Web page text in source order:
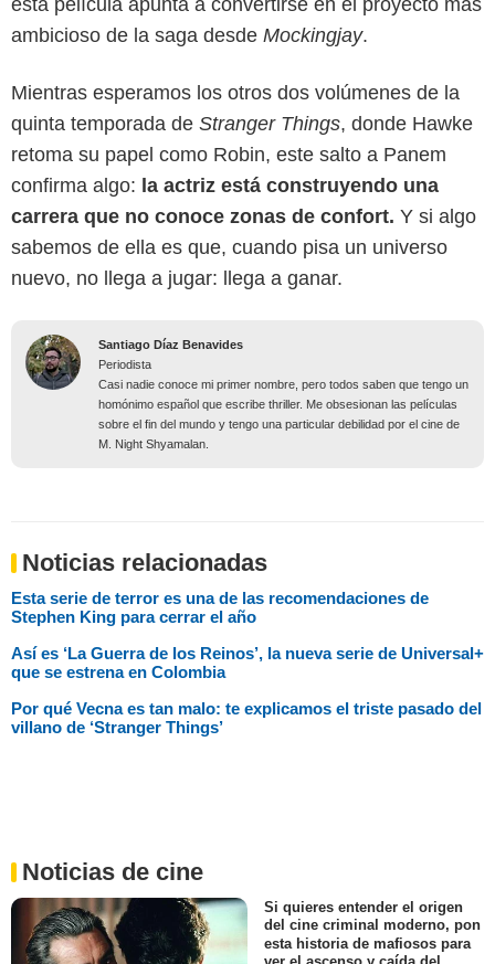
esta película apunta a convertirse en el proyecto más
ambicioso de la saga desde Mockingjay.
Mientras esperamos los otros dos volúmenes de la
quinta temporada de Stranger Things, donde Hawke
retoma su papel como Robin, este salto a Panem
confirma algo: la actriz está construyendo una
carrera que no conoce zonas de confort. Y si algo
sabemos de ella es que, cuando pisa un universo
nuevo, no llega a jugar: llega a ganar.
Santiago Díaz Benavides
Periodista
Casi nadie conoce mi primer nombre, pero todos saben que tengo un
homónimo español que escribe thriller. Me obsesionan las películas
sobre el fin del mundo y tengo una particular debilidad por el cine de
M. Night Shyamalan.
Noticias relacionadas
Esta serie de terror es una de las recomendaciones de
Stephen King para cerrar el año
Así es ‘La Guerra de los Reinos’, la nueva serie de Universal+
que se estrena en Colombia
Por qué Vecna es tan malo: te explicamos el triste pasado del
villano de ‘Stranger Things’
Noticias de cine
Si quieres entender el origen
del cine criminal moderno, pon
esta historia de mafiosos para